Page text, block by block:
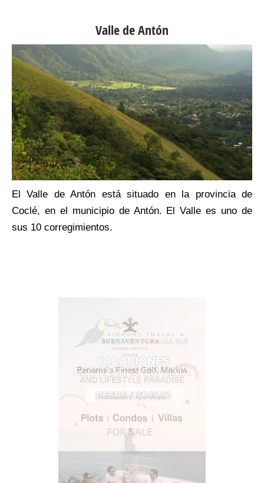
Valle de Antón
El Valle de Antón está situado en la provincia de
Coclé, en el municipio de Antón. El Valle es uno de
sus 10 corregimientos.